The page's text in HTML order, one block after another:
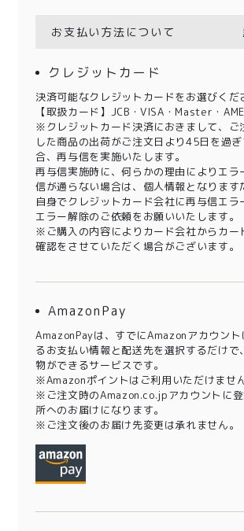
お支払い方法について
クレジットカード
決済可能なクレジットカードをお選びくだ
【取扱カード】JCB・VISA・Master・
※クレジットカード決済におきまして、ご
した商品の出荷がご注文日より45日を過
合、再与信を実施いたします。
再与信実施時に、何らかの理由によりエラ
信が通らない場合は、個人情報となります
自身でクレジットカード会社に再与信エラ
エラー解除のご依頼をお願いいたします。
※ご購入の内容によりカード会社からカー
確認をさせていただく場合がございます。
AmazonPay
AmazonPayは、すでにAmazonアカウント
るお支払い情報と配送先を選択するだけで
物ができるサービスです。
※Amazonポイントはご利用いただけません
※ご注文時のAmazon.co.jpアカウントに
所へのお届けになります。
※ご注文後のお届け先変更は承れません。